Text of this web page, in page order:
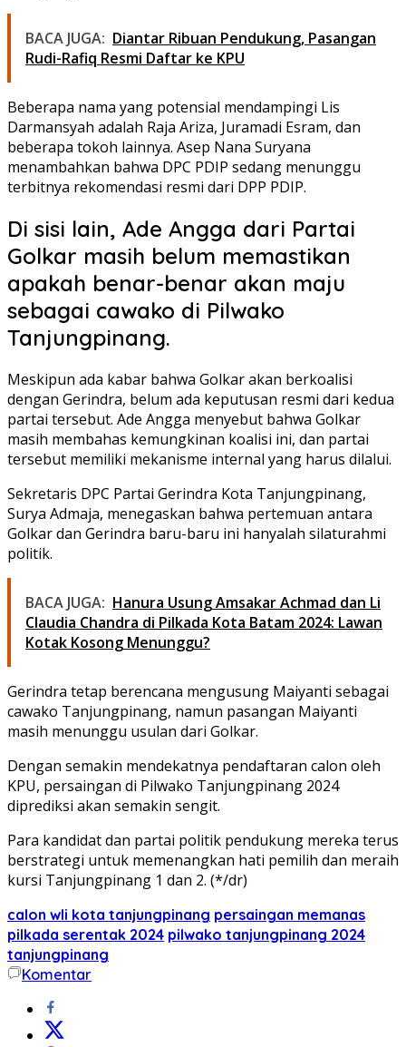
BACA JUGA: Diantar Ribuan Pendukung, Pasangan
Rudi-Rafiq Resmi Daftar ke KPU
Beberapa nama yang potensial mendampingi Lis
Darmansyah adalah Raja Ariza, Juramadi Esram, dan
beberapa tokoh lainnya. Asep Nana Suryana
menambahkan bahwa DPC PDIP sedang menunggu
terbitnya rekomendasi resmi dari DPP PDIP.
Di sisi lain, Ade Angga dari Partai
Golkar masih belum memastikan
apakah benar-benar akan maju
sebagai cawako di Pilwako
Tanjungpinang.
Meskipun ada kabar bahwa Golkar akan berkoalisi
dengan Gerindra, belum ada keputusan resmi dari kedua
partai tersebut. Ade Angga menyebut bahwa Golkar
masih membahas kemungkinan koalisi ini, dan partai
tersebut memiliki mekanisme internal yang harus dilalui.
Sekretaris DPC Partai Gerindra Kota Tanjungpinang,
Surya Admaja, menegaskan bahwa pertemuan antara
Golkar dan Gerindra baru-baru ini hanyalah silaturahmi
politik.
BACA JUGA: Hanura Usung Amsakar Achmad dan Li
Claudia Chandra di Pilkada Kota Batam 2024: Lawan
Kotak Kosong Menunggu?
Gerindra tetap berencana mengusung Maiyanti sebagai
cawako Tanjungpinang, namun pasangan Maiyanti
masih menunggu usulan dari Golkar.
Dengan semakin mendekatnya pendaftaran calon oleh
KPU, persaingan di Pilwako Tanjungpinang 2024
diprediksi akan semakin sengit.
Para kandidat dan partai politik pendukung mereka terus
berstrategi untuk memenangkan hati pemilih dan meraih
kursi Tanjungpinang 1 dan 2. (*/dr)
calon wli kota tanjungpinang persaingan memanas
pilkada serentak 2024 pilwako tanjungpinang 2024
tanjungpinang
Komentar